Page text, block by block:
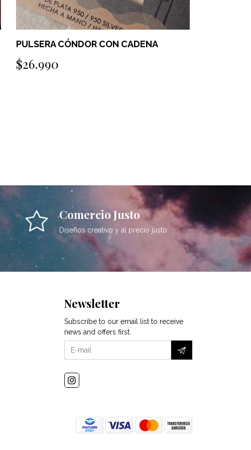
PULSERA CÓNDOR CON CADENA
$26.990
Comercio Justo
Diseños creativo y al precio justo
Newsletter
Subscribe to our email list to receive
news and offers first.